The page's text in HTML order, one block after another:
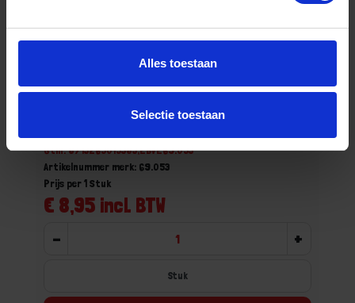
Alles toestaan
Selectie toestaan
EUROLUX Ruit 300X210MM t.b.v.
halogeenarmatuur 1000W
Gtin: 8713265015383,EBVE69.053
Artikelnummer merk: 69.053
€ 8,95 incl. BTW
Prijs per 1 Stuk
- +
Stuk